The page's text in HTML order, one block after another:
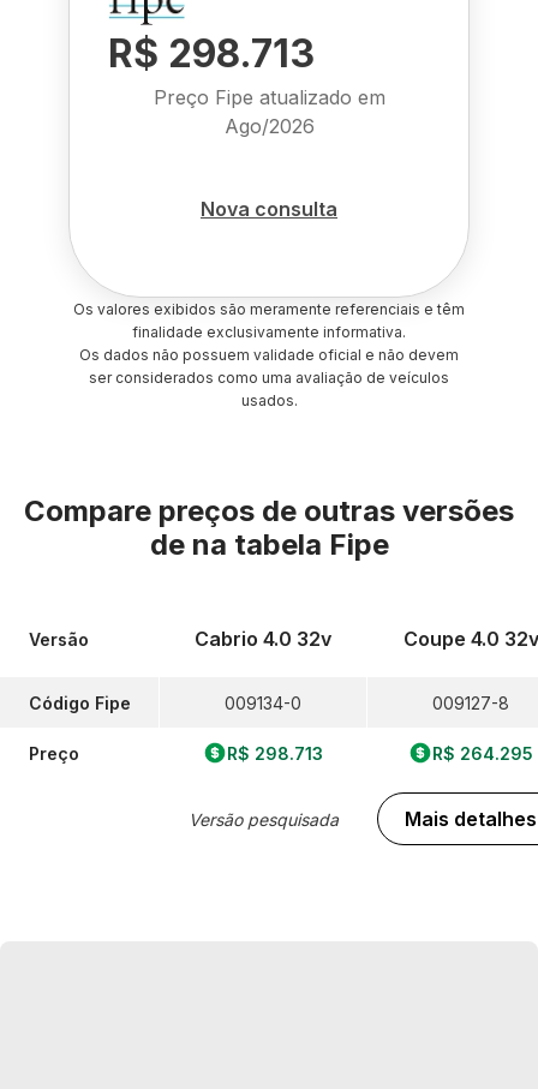
R$ 298.713
Preço Fipe atualizado em
Ago/2026
Nova consulta
Os valores exibidos são meramente referenciais e têm
finalidade exclusivamente informativa.
Os dados não possuem validade oficial e não devem
ser considerados como uma avaliação de veículos
usados.
Compare preços de outras versões
de na tabela Fipe
Versão
Código Fipe
Preço
Cabrio 4.0 32v
009134-0
R$ 298.713
Versão pesquisada
Coupe 4.0 32v
009127-8
R$ 264.295
Mais detalhes